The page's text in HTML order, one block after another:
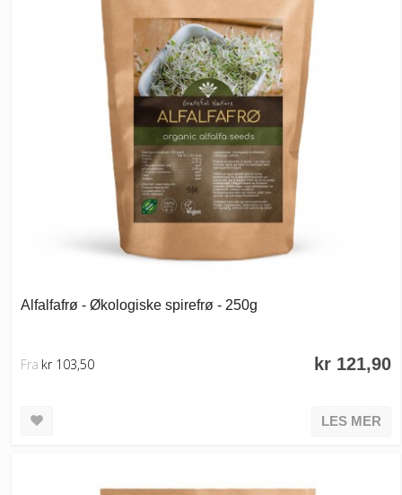
Alfalfafrø - Økologiske spirefrø - 250g
kr 121,90
Fra kr 103,50
LES MER